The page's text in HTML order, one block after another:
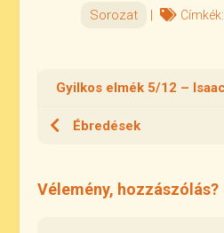
Sorozat
| Címkék:
Ébredések
Vélemény, hozzászólás?